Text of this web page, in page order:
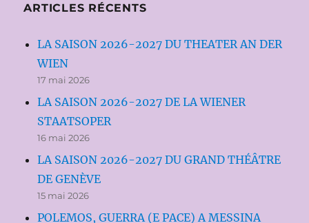
ARTICLES RÉCENTS
LA SAISON 2026-2027 DU THEATER AN DER
WIEN
17 mai 2026
LA SAISON 2026-2027 DE LA WIENER
STAATSOPER
16 mai 2026
LA SAISON 2026-2027 DU GRAND THÉÂTRE
DE GENÈVE
15 mai 2026
POLEMOS, GUERRA (E PACE) A MESSINA